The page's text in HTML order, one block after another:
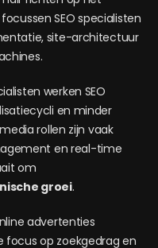
SEO specialisten
site-architectuur
werken SEO
en minder
rollen zijn vaak
en real-time
om
groei.
advertenties
focus op zoekgedrag en